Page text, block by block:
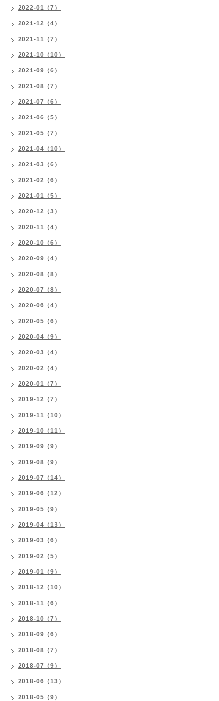
2022-01（7）
2021-12（4）
2021-11（7）
2021-10（10）
2021-09（6）
2021-08（7）
2021-07（6）
2021-06（5）
2021-05（7）
2021-04（10）
2021-03（6）
2021-02（6）
2021-01（5）
2020-12（3）
2020-11（4）
2020-10（6）
2020-09（4）
2020-08（8）
2020-07（8）
2020-06（4）
2020-05（6）
2020-04（9）
2020-03（4）
2020-02（4）
2020-01（7）
2019-12（7）
2019-11（10）
2019-10（11）
2019-09（9）
2019-08（9）
2019-07（14）
2019-06（12）
2019-05（9）
2019-04（13）
2019-03（6）
2019-02（5）
2019-01（9）
2018-12（10）
2018-11（6）
2018-10（7）
2018-09（6）
2018-08（7）
2018-07（9）
2018-06（13）
2018-05（9）